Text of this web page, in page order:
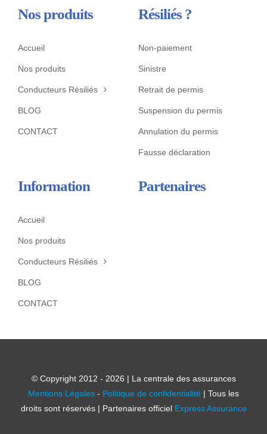
Nos produits
Accueil
Nos produits
Conducteurs Résiliés
BLOG
CONTACT
Résiliés ?
Non-paiement
Sinistre
Retrait de permis
Suspension du permis
Annulation du permis
Fausse déclaration
Information
Accueil
Nos produits
Conducteurs Résiliés
BLOG
CONTACT
Partenaires
© Copyright 2012 - 2026 | La centrale des assurances
Mentions Légales - Politique de confidentialité | Tous les
droits sont réservés | Partenaires officiel Express Assurance